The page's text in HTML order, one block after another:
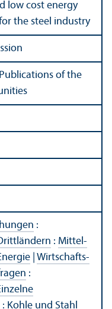
low cost energy
the steel industry
of the
:
: Mittel-
Wirtschafts-
:
: Kohle und Stahl